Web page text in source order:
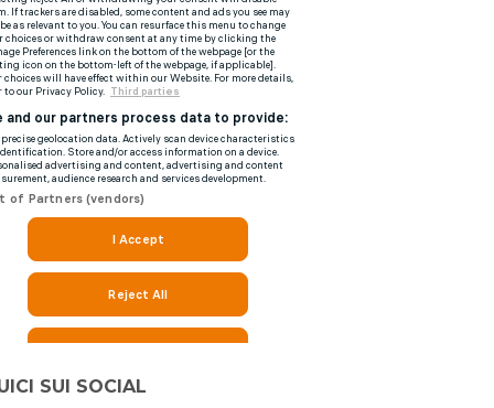
SUI SOCIAL